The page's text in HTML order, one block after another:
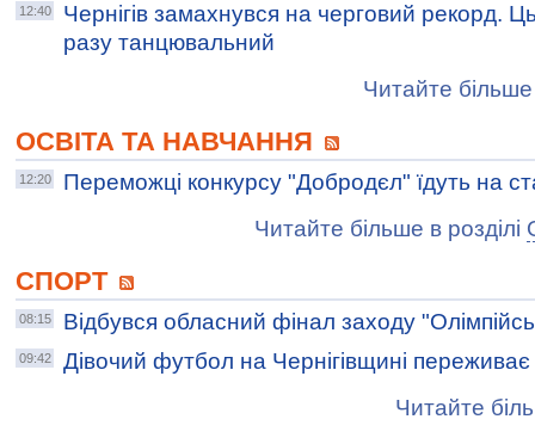
12:40
Чернігів замахнувся на черговий рекорд.
разу танцювальний
Читайте більше
ОСВІТА ТА НАВЧАННЯ
12:20
Переможці конкурсу "Добродєл" їдуть на
Читайте більше в розділі
СПОРТ
08:15 Відбувся обласний фінал заходу
09:42
Дівочий футбол на Чернігівщині
Читайте